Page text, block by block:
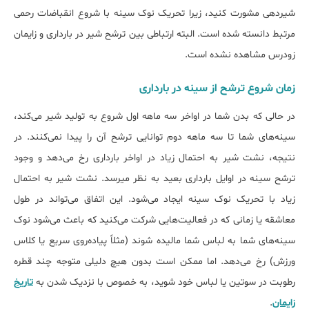
شیردهی مشورت کنید، زیرا تحریک نوک سینه با شروع انقباضات رحمی
مرتبط دانسته شده است. البته ارتباطی بین ﺗﺮﺷﺢ شیر در ﺑﺎرداری و زاﯾﻤﺎن
زودرس مشاهده نشده است.
زمان شروع ترشح از سینه در بارداری
در حالی که بدن شما در اواخر سه ماهه اول شروع به تولید شیر می‌کند،
سینه‌های شما تا سه ماهه دوم توانایی ترشح آن را پیدا نمی‌کنند. در
نتیجه، نشت شیر به احتمال زیاد در اواخر بارداری رخ می‌دهد و وجود
ترشح سینه در اوایل بارداری بعید به نظر می‏رسد. نشت شیر به احتمال
زیاد با تحریک نوک سینه ایجاد می‌شود. این اتفاق می‌تواند در طول
معاشقه یا زمانی که در فعالیت‌هایی شرکت می‌کنید که باعث می‌شود نوک
سینه‌های شما به لباس شما مالیده شوند (مثلاً پیاده‌روی سریع یا کلاس
ورزش) رخ می‌دهد. اما ممکن است بدون هیچ دلیلی متوجه چند قطره
رطوبت در سوتین یا لباس خود شوید، به خصوص با نزدیک شدن به تاریخ
زایمان.